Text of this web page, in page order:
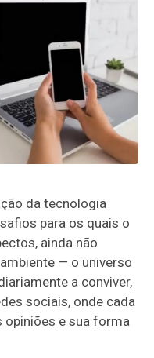
da tecnologia
para os quais o
ainda não
— o universo
a conviver,
sociais, onde cada
opiniões e sua forma